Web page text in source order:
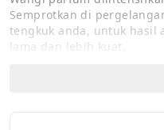
Semprotkan di
tengkuk anda, untuk hasil
lama dan lebih kuat.
- Vegan